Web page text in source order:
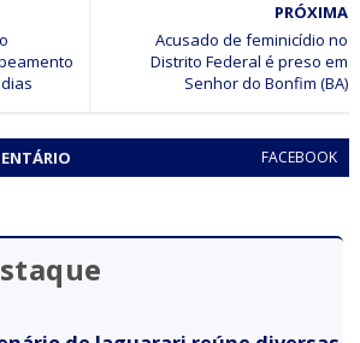
de aniversário infantil em Senhor
PRÓXIMA
Acusado de feminicídio no
Distrito Federal é preso em
Senhor do Bonfim (BA)
FACEBOOK